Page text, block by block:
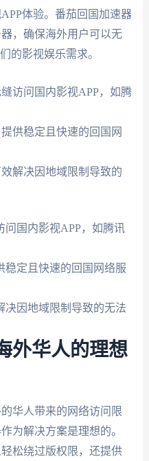
体验。番茄回国加速器
，确保海外用户可以无
的影视娱乐需求。
访问国内影视APP，如腾
供稳定且快速的回国网
解决因地域限制导致的
问国内影视APP，如腾讯
稳定且快速的回国网络服
决因地域限制导致的无法
外华人的理想
华人带来的网络访问限
为解决方案是理想的。
松绕过版权限，还提供